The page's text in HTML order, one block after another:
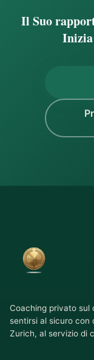
Il Suo
Inizia
Coaching privato sul
sentirsi al sicuro con
Zurich, al servizio di